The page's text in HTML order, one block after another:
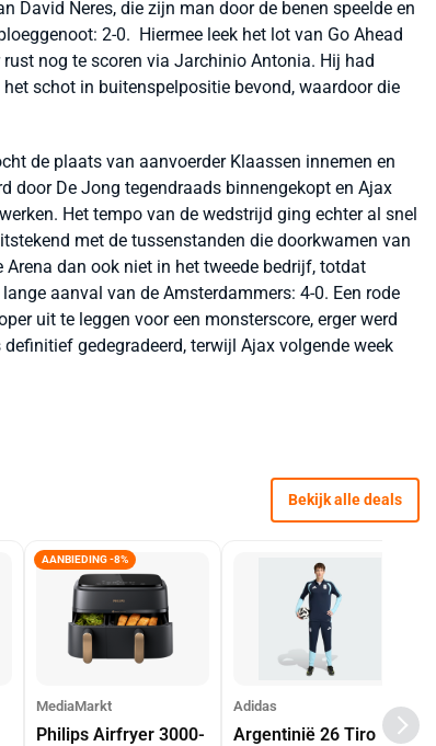
David Neres, die zijn man door de benen speelde en
2-0. Hiermee leek het lot van Go Ahead
nog te scoren via Jarchinio Antonia. Hij had
schot in buitenspelpositie bevond, waardoor die
de plaats van aanvoerder Klaassen innemen en
door De Jong tegendraads binnengekopt en Ajax
Het tempo van de wedstrijd ging echter al snel
met de tussenstanden die doorkwamen van
Arena dan ook niet in het tweede bedrijf, totdat
aanval van de Amsterdammers: 4-0. Een rode
uit te leggen voor een monsterscore, erger werd
gedegradeerd, terwijl Ajax volgende week
Bekijk alle deals
AANBIEDING -8%
MediaMarkt
Philips Airfryer 3000-
Adidas
Argentinië 26 Tiro